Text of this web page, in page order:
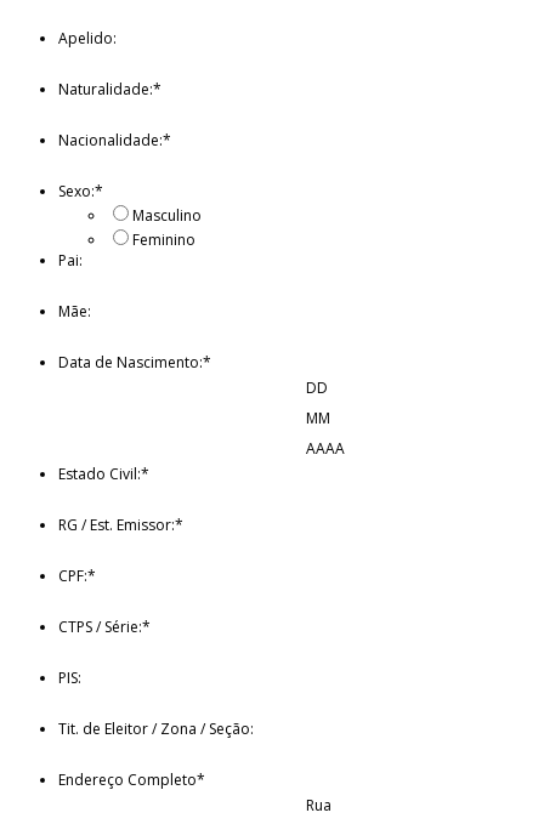
Apelido:
Naturalidade:*
Nacionalidade:*
Sexo:*
Masculino
Feminino
Pai:
Mãe:
Data de Nascimento:*
DD
MM
AAAA
Estado Civil:*
RG / Est. Emissor:*
CPF:*
CTPS / Série:*
PIS:
Tit. de Eleitor / Zona / Seção:
Endereço Completo*
Rua